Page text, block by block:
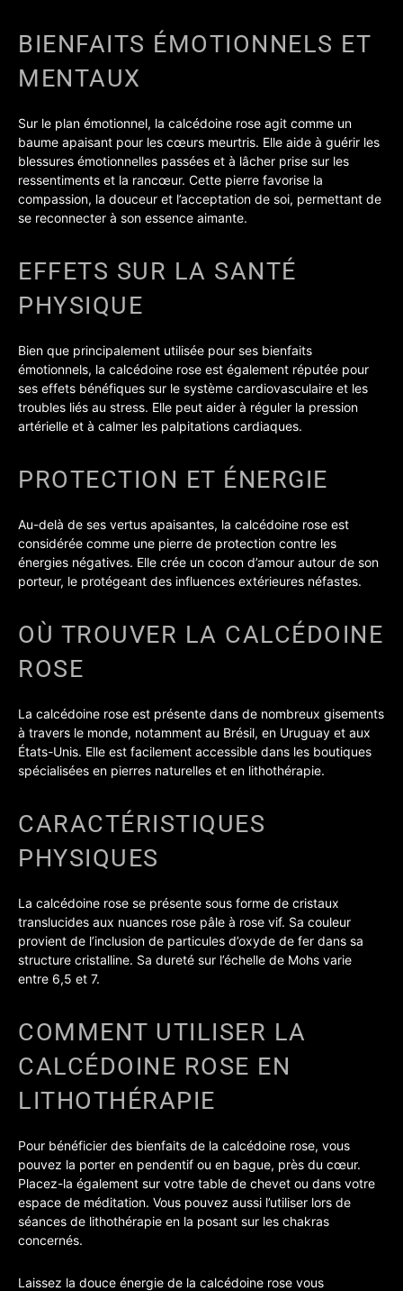
BIENFAITS ÉMOTIONNELS ET
MENTAUX
Sur le plan émotionnel, la calcédoine rose agit comme un
baume apaisant pour les cœurs meurtris. Elle aide à guérir les
blessures émotionnelles passées et à lâcher prise sur les
ressentiments et la rancœur. Cette pierre favorise la
compassion, la douceur et l’acceptation de soi, permettant de
se reconnecter à son essence aimante.
EFFETS SUR LA SANTÉ
PHYSIQUE
Bien que principalement utilisée pour ses bienfaits
émotionnels, la calcédoine rose est également réputée pour
ses effets bénéfiques sur le système cardiovasculaire et les
troubles liés au stress. Elle peut aider à réguler la pression
artérielle et à calmer les palpitations cardiaques.
PROTECTION ET ÉNERGIE
Au-delà de ses vertus apaisantes, la calcédoine rose est
considérée comme une pierre de protection contre les
énergies négatives. Elle crée un cocon d’amour autour de son
porteur, le protégeant des influences extérieures néfastes.
OÙ TROUVER LA CALCÉDOINE
ROSE
La calcédoine rose est présente dans de nombreux gisements
à travers le monde, notamment au Brésil, en Uruguay et aux
États-Unis. Elle est facilement accessible dans les boutiques
spécialisées en pierres naturelles et en lithothérapie.
CARACTÉRISTIQUES
PHYSIQUES
La calcédoine rose se présente sous forme de cristaux
translucides aux nuances rose pâle à rose vif. Sa couleur
provient de l’inclusion de particules d’oxyde de fer dans sa
structure cristalline. Sa dureté sur l’échelle de Mohs varie
entre 6,5 et 7.
COMMENT UTILISER LA
CALCÉDOINE ROSE EN
LITHOTHÉRAPIE
Pour bénéficier des bienfaits de la calcédoine rose, vous
pouvez la porter en pendentif ou en bague, près du cœur.
Placez-la également sur votre table de chevet ou dans votre
espace de méditation. Vous pouvez aussi l’utiliser lors de
séances de lithothérapie en la posant sur les chakras
concernés.
Laissez la douce énergie de la calcédoine rose vous